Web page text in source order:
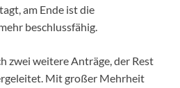
am Ende ist die
beschlussfähig.
zwei weitere Anträge, der Rest
Mit großer Mehrheit